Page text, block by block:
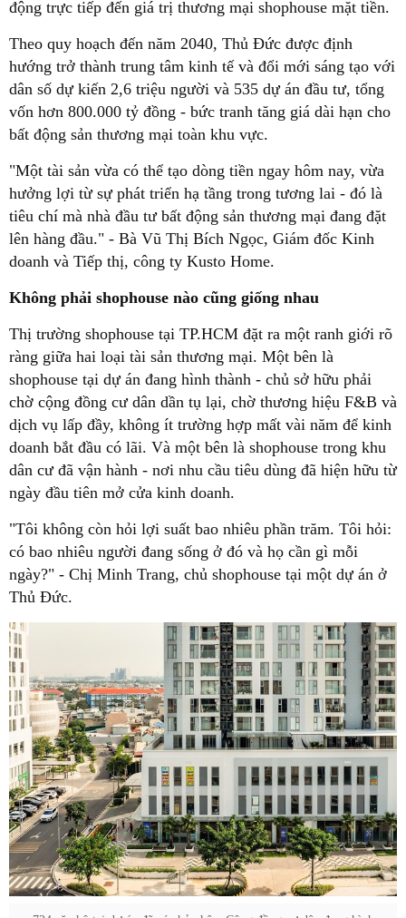
động trực tiếp đến giá trị thương mại shophouse mặt tiền.
Theo quy hoạch đến năm 2040, Thủ Đức được định
hướng trở thành trung tâm kinh tế và đổi mới sáng tạo với
dân số dự kiến 2,6 triệu người và 535 dự án đầu tư, tổng
vốn hơn 800.000 tỷ đồng - bức tranh tăng giá dài hạn cho
bất động sản thương mại toàn khu vực.
"Một tài sản vừa có thể tạo dòng tiền ngay hôm nay, vừa
hưởng lợi từ sự phát triển hạ tầng trong tương lai - đó là
tiêu chí mà nhà đầu tư bất động sản thương mại đang đặt
lên hàng đầu." - Bà Vũ Thị Bích Ngọc, Giám đốc Kinh
doanh và Tiếp thị, công ty Kusto Home.
Không phải shophouse nào cũng giống nhau
Thị trường shophouse tại TP.HCM đặt ra một ranh giới rõ
ràng giữa hai loại tài sản thương mại. Một bên là
shophouse tại dự án đang hình thành - chủ sở hữu phải
chờ cộng đồng cư dân dần tụ lại, chờ thương hiệu F&B và
dịch vụ lấp đầy, không ít trường hợp mất vài năm để kinh
doanh bắt đầu có lãi. Và một bên là shophouse trong khu
dân cư đã vận hành - nơi nhu cầu tiêu dùng đã hiện hữu từ
ngày đầu tiên mở cửa kinh doanh.
"Tôi không còn hỏi lợi suất bao nhiêu phần trăm. Tôi hỏi:
có bao nhiêu người đang sống ở đó và họ cần gì mỗi
ngày?" - Chị Minh Trang, chủ shophouse tại một dự án ở
Thủ Đức.